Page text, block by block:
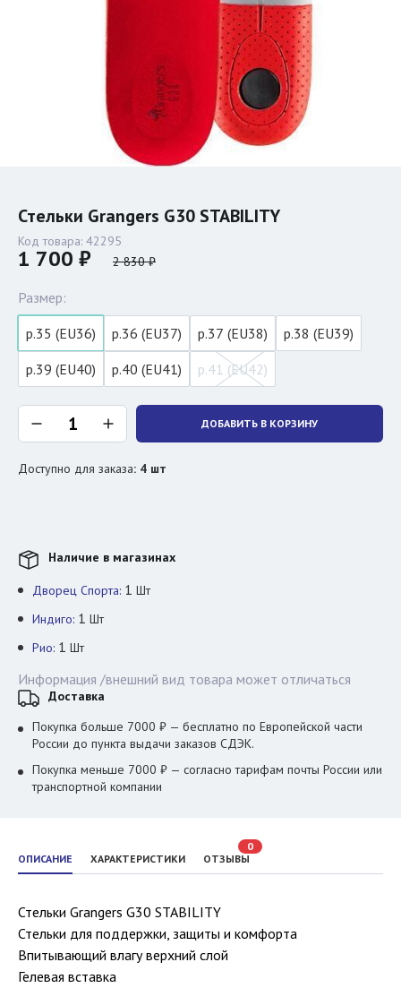
Стельки Grangers G30 STABILITY
Код товара: 42295
1 700 ₽ 2 830 ₽
Размер:
р.35 (EU36)
р.36 (EU37) р.37 (EU38)
р.38 (EU39)
р.39 (EU40)
р.40 (EU41) р.41 (EU42)
ДОБАВИТЬ В КОРЗИНУ
Доступно для заказа: 4 шт
ОПИСАНИЕ ХАРАКТЕРИСТИКИ ОТЗЫВЫ
0
Стельки Grangers G30 STABILITY
Стельки для поддержки, защиты и комфорта
Впитывающий влагу верхний слой
Гелевая вставка
Наличие в магазинах
Дворец Спорта: 1 Шт
Индиго: 1 Шт
Рио: 1 Шт
Информация /внешний вид товара может отличаться
Доставка
Покупка больше 7000 ₽ — бесплатно по Европейской части
России до пункта выдачи заказов СДЭК.
Покупка меньше 7000 ₽ — согласно тарифам почты России или
транспортной компании